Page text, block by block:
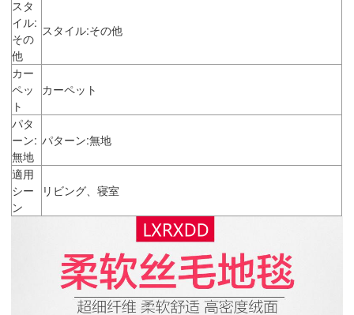
スタ
イル:
その
他
スタイル:その他
カー
ペッ
ト
カーペット
パタ
ーン:
無地
パターン:無地
適用
シー
ン
リビング、寝室